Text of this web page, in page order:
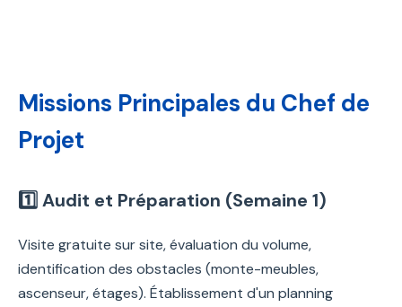
Missions Principales du Chef de
Projet
1️⃣ Audit et Préparation (Semaine 1)
Visite gratuite sur site, évaluation du volume,
identification des obstacles (monte-meubles,
ascenseur, étages). Établissement d'un planning